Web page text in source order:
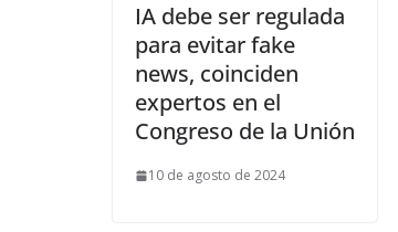
IA debe ser regulada
para evitar fake
news, coinciden
expertos en el
Congreso de la Unión
10 de agosto de 2024